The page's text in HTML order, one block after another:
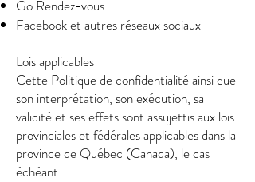
Go Rendez-vous
Facebook et autres réseaux sociaux
Lois applicables
Cette Politique de confidentialité ainsi que
son interprétation, son exécution, sa
validité et ses effets sont assujettis aux lois
provinciales et fédérales applicables dans la
province de Québec (Canada), le cas
échéant.